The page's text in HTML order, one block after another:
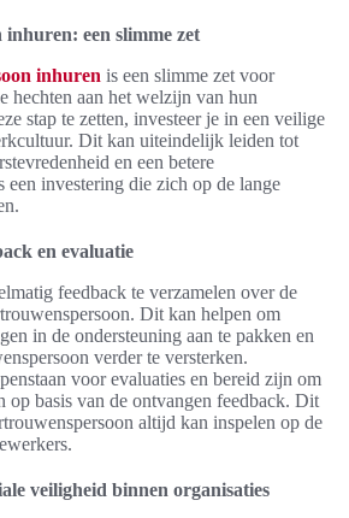
een slimme zet
inhuren is een slimme zet voor
hechten aan het welzijn van hun
stap te zetten, investeer je in een veilige
Dit kan uiteindelijk leiden tot
en een betere
een investering die zich op de lange
en evaluatie
feedback te verzamelen over de
Dit kan helpen om
in de ondersteuning aan te pakken en
verder te versterken.
voor evaluaties en bereid zijn om
op basis van de ontvangen feedback. Dit
altijd kan inspelen op de
veiligheid binnen organisaties